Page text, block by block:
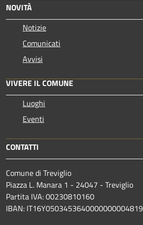
NOVITÀ
Notizie
Comunicati
Avvisi
VIVERE IL COMUNE
Luoghi
Eventi
CONTATTI
Comune di Treviglio
Piazza L. Manara 1 - 24047 - Treviglio
Partita IVA: 00230810160
IBAN: IT16Y0503453640000000004819